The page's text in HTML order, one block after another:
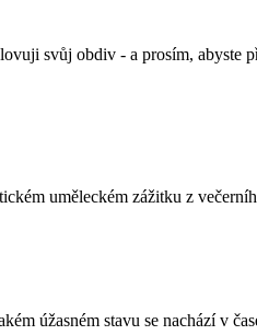
svůj obdiv - a prosím, abyste
uměleckém zážitku z
úžasném stavu se nachází v